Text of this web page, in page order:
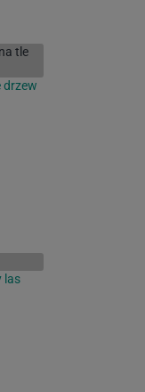
drzew
las